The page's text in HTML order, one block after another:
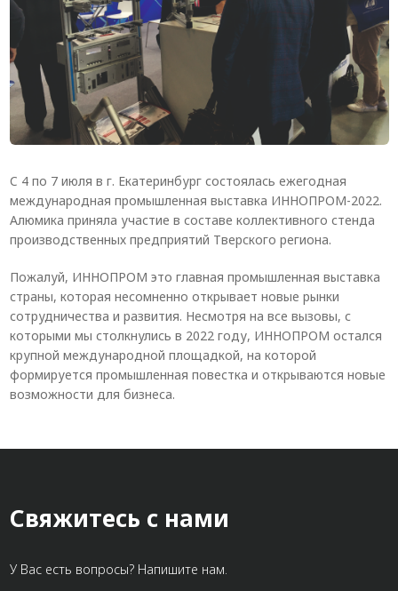
Алюминиевая промышленная мебель
Крейты и кассеты Subrack systems
Профиль строительного назначения
Радиаторный алюминиевый профиль NEW!
Лист алюминиевый
Метрический крепеж
Конструкции из профиля
Услуги дополнительной обработки профиля
C 4 по 7 июля в г. Екатеринбург состоялась ежегодная
международная промышленная выставка ИННОПРОМ-2022.
Алюмика приняла участие в составе коллективного стенда
производственных предприятий Тверского региона.
Пожалуй, ИННОПРОМ это главная промышленная выставка
страны, которая несомненно открывает новые рынки
сотрудничества и развития. Несмотря на все вызовы, с
которыми мы столкнулись в 2022 году, ИННОПРОМ остался
крупной международной площадкой, на которой
формируется промышленная повестка и открываются новые
возможности для бизнеса.
Свяжитесь с нами
У Вас есть вопросы? Напишите нам.